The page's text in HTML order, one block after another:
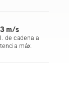
m/s
de cadena a
máx.